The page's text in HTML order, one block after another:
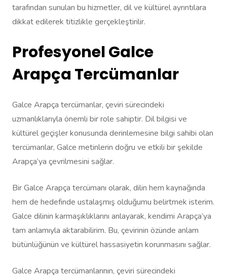
tarafından sunulan bu hizmetler, dil ve kültürel ayrıntılara
dikkat edilerek titizlikle gerçekleştirilir.
Profesyonel Galce
Arapça Tercümanlar
Galce Arapça tercümanlar, çeviri sürecindeki
uzmanlıklarıyla önemli bir role sahiptir. Dil bilgisi ve
kültürel geçişler konusunda derinlemesine bilgi sahibi olan
tercümanlar, Galce metinlerin doğru ve etkili bir şekilde
Arapça’ya çevrilmesini sağlar.
Bir Galce Arapça tercümanı olarak, dilin hem kaynağında
hem de hedefinde ustalaşmış olduğumu belirtmek isterim.
Galce dilinin karmaşıklıklarını anlayarak, kendimi Arapça’ya
tam anlamıyla aktarabilirim. Bu, çevirinin özünde anlam
bütünlüğünün ve kültürel hassasiyetin korunmasını sağlar.
Galce Arapça tercümanlarının, çeviri sürecindeki